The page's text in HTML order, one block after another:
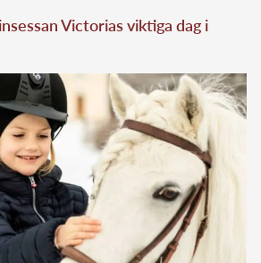
Victorias viktiga dag i